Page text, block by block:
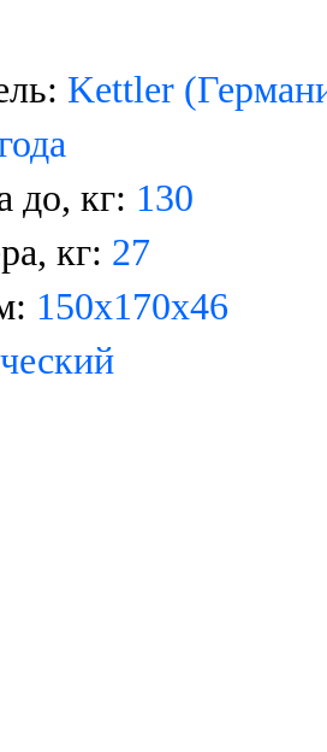
Kettler
до, кг: 130
кг: 27
150х170х46